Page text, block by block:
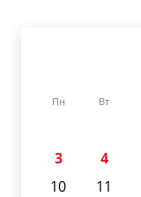
Пн Вт
3
4
10
11